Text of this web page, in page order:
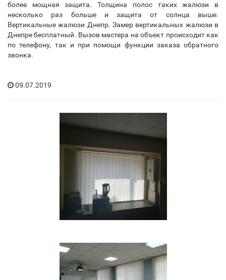
более мощная защита. Толщина полос таких жалюзи в
несколько раз больше и защита от солнца выше.
Вертикальные жалюзи Днепр. Замер вертикальных жалюзи в
Днепре бесплатный. Вызов мастера на объект происходит как
по телефону, так и при помощи функции заказа обратного
звонка.
09.07.2019